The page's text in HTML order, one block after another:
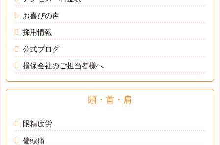
お喜びの声
採用情報
公式ブログ
損保会社のご担当者様へ
頭・首・肩
眼精疲労
偏頭痛